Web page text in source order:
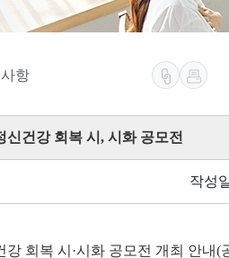
항
신건강 회복 시, 시화 공모전
작성
강 회복 시·시화 공모전 개최 안내(